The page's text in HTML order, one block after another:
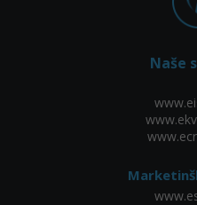
Naše